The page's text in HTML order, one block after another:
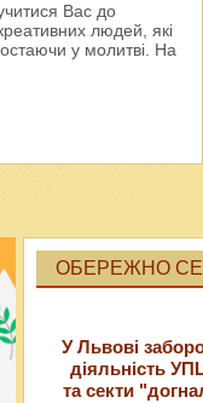
Вас до
людей, які
у молитві. На
ОБЕРЕЖНО
У Львові
діяльність
та секти